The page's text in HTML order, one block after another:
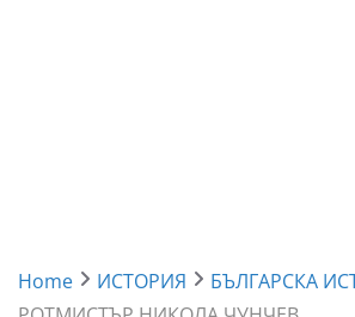
Home ИСТОРИЯ
БЪЛГАРСКА